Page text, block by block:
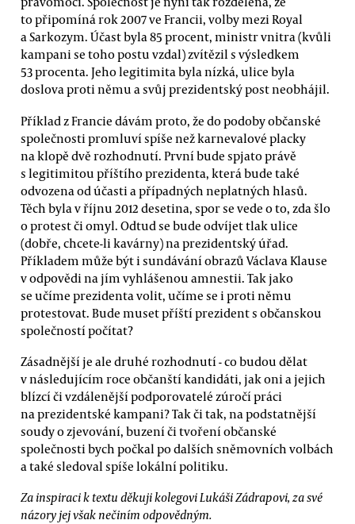
to připomíná rok 2007 ve Francii, volby mezi Royal
a Sarkozym. Účast byla 85 procent, ministr vnitra (kvůli
kampani se toho postu vzdal) zvítězil s výsledkem
53 procenta. Jeho legitimita byla nízká, ulice byla
doslova proti němu a svůj prezidentský post neobhájil.
Příklad z Francie dávám proto, že do podoby občanské
společnosti promluví spíše než karnevalové placky
na klopě dvě rozhodnutí. První bude spjato právě
s legitimitou příštího prezidenta, která bude také
odvozena od účasti a případných neplatných hlasů.
Těch byla v říjnu 2012 desetina, spor se vede o to, zda šlo
o protest či omyl. Odtud se bude odvíjet tlak ulice
(dobře, chcete-li kavárny) na prezidentský úřad.
Příkladem může být i sundávání obrazů Václava Klause
v odpovědi na jím vyhlášenou amnestii. Tak jako
se učíme prezidenta volit, učíme se i proti němu
protestovat. Bude muset příští prezident s občanskou
společností počítat?
Zásadnější je ale druhé rozhodnutí - co budou dělat
v následujícím roce občanští kandidáti, jak oni a jejich
blízcí či vzdálenější podporovatelé zúročí práci
na prezidentské kampani? Tak či tak, na podstatnější
soudy o zjevování, buzení či tvoření občanské
společnosti bych počkal po dalších sněmovních volbách
a také sledoval spíše lokální politiku.
Za inspiraci k textu děkuji kolegovi Lukáši Zádrapovi, za své
názory jej však nečiním odpovědným.